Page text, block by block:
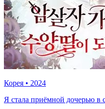
Корея • 2024
Я стала приёмной дочерью в